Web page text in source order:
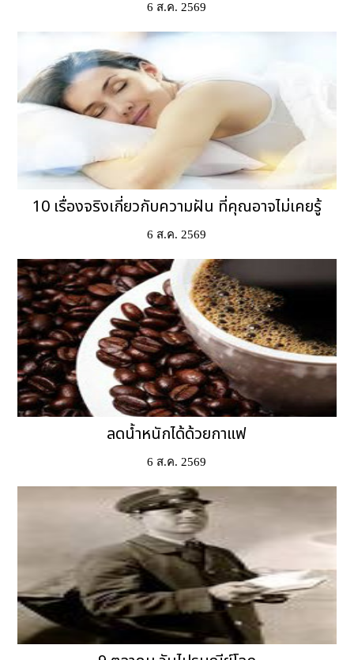
6 ส.ค. 2569
10 เรื่องจริงเกี่ยวกับความฝัน ที่คุณอาจไม่เคยรู้
6 ส.ค. 2569
ลดน้ำหนักได้ด้วยกาแฟ
6 ส.ค. 2569